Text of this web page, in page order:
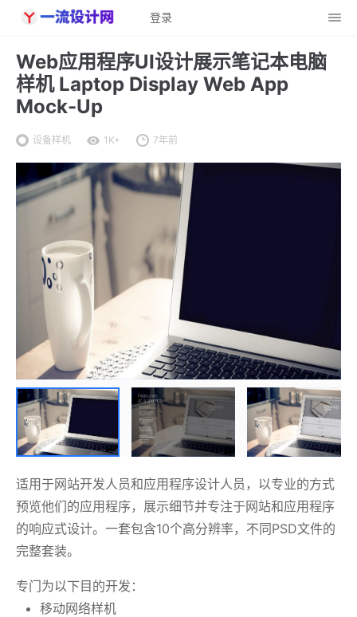
登录
Web应用程序UI设计展示笔记本电脑
样机 Laptop Display Web App
Mock-Up
设备样机 1K+ 7年前
适用于网站开发人员和应用程序设计人员，以专业的方式
预览他们的应用程序，展示细节并专注于网站和应用程序
的响应式设计。一套包含10个高分辨率，不同PSD文件的
完整套装。
专门为以下目的开发：
移动网络样机